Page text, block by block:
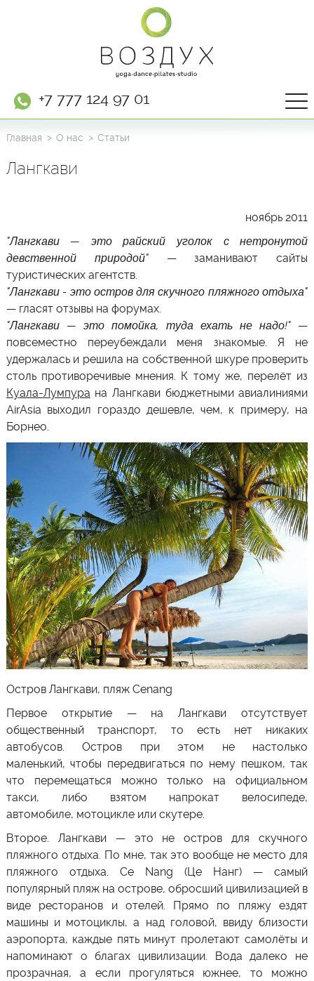
+7 777 124 97 01
Главная О нас Статьи
Лангкави
ноябрь 2011
"Лангкави — это райский уголок с нетронутой
девственной природой"— заманивают сайты
туристических агентств.
"Лангкави - это остров для скучного пляжного отдыха"
— гласят отзывы на форумах.
"Лангкави — это помойка, туда ехать не надо!" —
повсеместно переубеждали меня знакомые. Я не
удержалась и решила на собственной шкуре проверить
столь противоречивые мнения. К тому же, перелёт из
Куала-Лумпура на Лангкави бюджетными авиалиниями
AirAsia выходил гораздо дешевле, чем, к примеру, на
Борнео.
Остров Лангкави, пляж Cenang
Первое открытие — на Лангкавиотсутствует
общественный транспорт, то есть нет никаких
автобусов. Остров при этом не настолько
маленький, чтобы передвигаться по нему пешком, так
что перемещаться можно только на официальном
такси, либо взятом напрокат велосипеде,
автомобиле, мотоцикле или скутере.
Второе. Лангкави — это не остров для скучного
пляжного отдыха. По мне, так это вообще не место для
пляжного отдыха. Ce Nang (Це Нанг) — самый
популярный пляж на острове, обросший цивилизацией в
виде ресторанов и отелей. Прямо по пляжу ездят
машины и мотоциклы, а над головой, ввиду близости
аэропорта, каждые пять минут пролетают самолёты и
напоминают о благах цивилизации. Вода далеко не
прозрачная, а если прогуляться южнее, то можно